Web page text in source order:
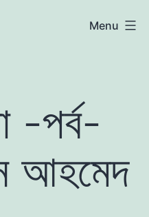
Menu
-পর্ব-
আহমেদ